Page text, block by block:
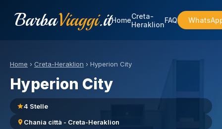
BarbaViaggi.itHomeCreta-
HeraklionFAQ
Home › Creta-Heraklion › Hyperion City
Hyperion City
4 Stelle
Chania città - Creta-Heraklion